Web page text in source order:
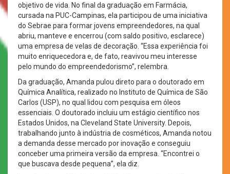
objetivo de vida. No final da graduação em Farmácia,
cursada na PUC-Campinas, ela participou de uma iniciativa
do Sebrae para formar jovens empreendedores, na qual
abriu, manteve e encerrou (com saldo positivo, esclarece)
uma empresa de velas de decoração. “Essa experiência foi
muito enriquecedora e, de fato, reavivou meu interesse
pelo mundo do empreendedorismo”, relembra.
Da graduação, Amanda pulou direto para o doutorado em
Química Analítica, realizado no Instituto de Química de São
Carlos (USP), no qual lidou com pesquisa em óleos
essenciais. O doutorado incluiu um estágio científico nos
Estados Unidos, na Cleveland State University. Depois,
trabalhando junto à indústria de cosméticos, Amanda notou
a demanda desse mercado por inovação e conseguiu
conceber uma primeira versão da empresa. “Encontrei o
que buscava desde pequena”, ela diz.